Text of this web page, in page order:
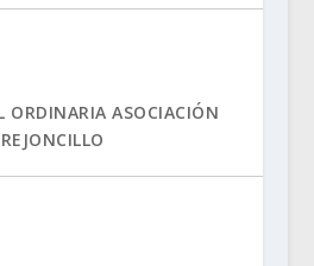
ORDINARIA ASOCIACIÓN